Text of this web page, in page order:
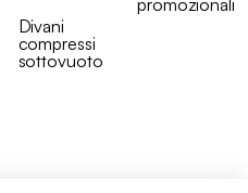
Divani
compressi
sottovuoto
promozionali